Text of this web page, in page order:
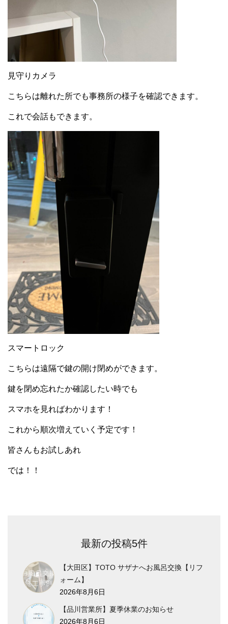
見守りカメラ
こちらは離れた所でも事務所の様子を確認できます。
これで会話もできます。
スマートロック
こちらは遠隔で鍵の開け閉めができます。
鍵を閉め忘れたか確認したい時でも
スマホを見ればわかります！
これから順次増えていく予定です！
皆さんもお試しあれ
では！！
最新の投稿5件
【大田区】TOTO サザナへお風呂交換【リフ
ォーム】
2026年8月6日
【品川営業所】夏季休業のお知らせ
2026年8月6日